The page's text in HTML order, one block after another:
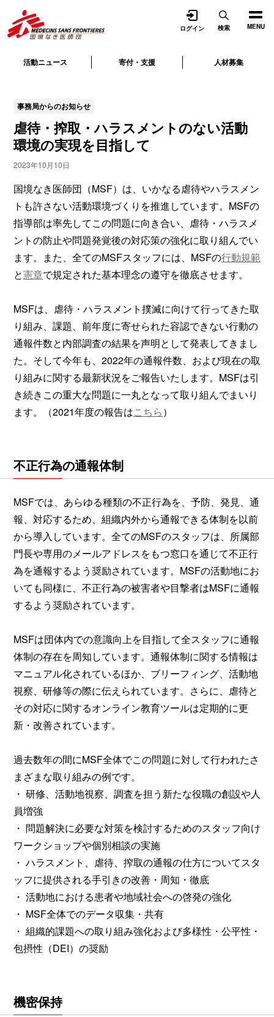
MENU
活動ニュース 寄付・支援 人材募集
ログイン 検索
事務局からのお知らせ
虐待・搾取・ハラスメントのない活動
環境の実現を目指して
2023年10月10日
国境なき医師団（MSF）は、いかなる虐待やハラスメン
トも許さない活動環境づくりを推進しています。MSFの
指導部は率先してこの問題に向き合い、虐待・ハラスメ
ントの防止や問題発覚後の対応策の強化に取り組んでい
ます。また、全てのMSFスタッフには、MSFの行動規範
と憲章で規定された基本理念の遵守を徹底させます。
MSFは、虐待・ハラスメント撲滅に向けて行ってきた取
り組み、課題、前年度に寄せられた容認できない行動の
通報件数と内部調査の結果を声明として発表してきまし
た。そして今年も、2022年の通報件数、および現在の取
り組みに関する最新状況をご報告いたします。MSFは引
き続きこの重大な問題に一丸となって取り組んでまいり
ます。（2021年度の報告はこちら）
不正行為の通報体制
MSFでは、あらゆる種類の不正行為を、予防、発見、通
報、対応するため、組織内外から通報できる体制を以前
から導入しています。全てのMSFのスタッフは、所属部
門長や専用のメールアドレスをもつ窓口を通じて不正行
為を通報するよう奨励されています。MSFの活動地にお
いても同様に、不正行為の被害者や目撃者はMSFに通報
するよう奨励されています。
MSFは団体内での意識向上を目指して全スタッフに通報
体制の存在を周知しています。通報体制に関する情報は
マニュアル化されているほか、ブリーフィング、活動地
視察、研修等の際に伝えられています。さらに、虐待と
その対応に関するオンライン教育ツールは定期的に更
新・改善されています。
過去数年の間にMSF全体でこの問題に対して行われたさ
まざまな取り組みの例です。
・ 研修、活動地視察、調査を担う新たな役職の創設や人
員増強
・ 問題解決に必要な対策を検討するためのスタッフ向け
ワークショップや個別相談の実施
・ ハラスメント、虐待、搾取の通報の仕方についてスタ
ッフに提供される手引きの改善・周知・徹底
・ 活動地における患者や地域社会への啓発の強化
・ MSF全体でのデータ収集・共有
・ 組織的課題への取り組み強化および多様性・公平性・
包摂性（DEI）の奨励
機密保持